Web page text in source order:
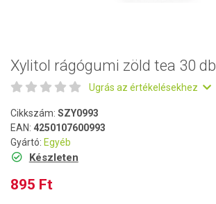
Xylitol rágógumi zöld tea 30 db
Ugrás az értékelésekhez
Cikkszám: SZY0993
EAN: 4250107600993
Gyártó: Egyéb
Készleten
895 Ft